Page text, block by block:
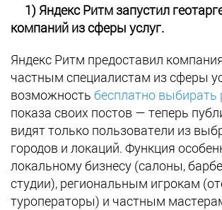
1) Яндекс Ритм запустил
компаний из сферы услуг.
Яндекс Ритм предоставил
частным специалистам из сферы
возможность бесплатно выбирать
показа своих постов — теперь
видят только пользователи из
городов и локаций. Функция
локальному бизнесу (салоны,
студии), региональным игрокам
туроператоры) и частным